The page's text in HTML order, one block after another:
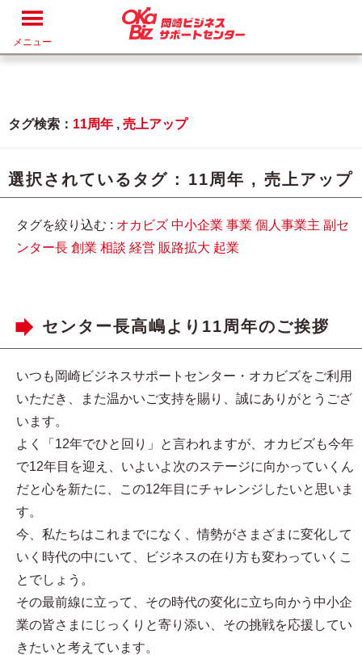
メニュー
タグ検索： 11周年 , 売上アップ
選択されているタグ : 11周年 , 売上アップ
タグを絞り込む : オカビズ 中小企業 事業 個人事業主 副セ
ンター長 創業 相談 経営 販路拡大 起業
センター長高嶋より11周年のご挨拶
いつも岡崎ビジネスサポートセンター・オカビズをご利用
いただき、また温かいご支持を賜り、誠にありがとうござ
います。
よく「12年でひと回り」と言われますが、オカビズも今年
で12年目を迎え、いよいよ次のステージに向かっていくん
だと心を新たに、この12年目にチャレンジしたいと思いま
す。
今、私たちはこれまでになく、情勢がさまざまに変化して
いく時代の中にいて、ビジネスの在り方も変わっていくこ
とでしょう。
その最前線に立って、その時代の変化に立ち向かう中小企
業の皆さまにじっくりと寄り添い、その挑戦を応援してい
きたいと考えています。